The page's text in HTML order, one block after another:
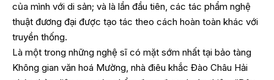
của mình với di sản; và là lần đầu tiên, các tác phẩm nghệ
thuật đương đại được tạo tác theo cách hoàn toàn khác với
truyền thống.
Là một trong những nghệ sĩ có mặt sớm nhất tại bảo tàng
Không gian văn hoá Mường, nhà điêu khắc Đào Châu Hải